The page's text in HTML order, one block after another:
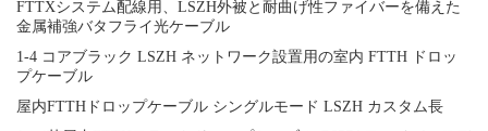
FTTXシステム配線用、LSZH外被と耐曲げ性ファイバーを備えた
金属補強バタフライ光ケーブル
1-4 コアブラック LSZH ネットワーク設置用の室内 FTTH ドロッ
プケーブル
屋内FTTHドロップケーブル シングルモード LSZH カスタム長